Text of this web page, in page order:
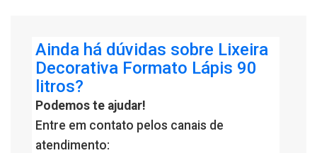
Ainda há dúvidas sobre Lixeira
Decorativa Formato Lápis 90
litros?
Podemos te ajudar!
Entre em contato pelos canais de
atendimento: